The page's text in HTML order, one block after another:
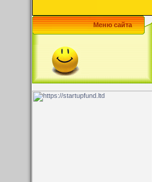
Меню сайта